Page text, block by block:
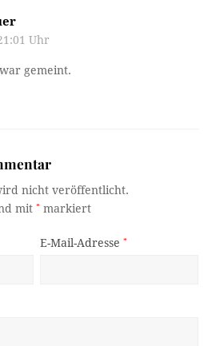
Uhr
gemeint.
nicht veröffentlicht.
mit* markiert
E-Mail-Adresse*